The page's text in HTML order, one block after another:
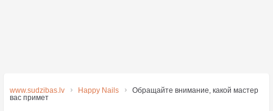
www.sudzibas.lv Happy Nails
Обращайте внимание, какой мастер
вас примет